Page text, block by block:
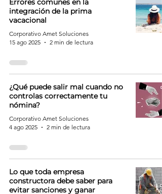
Errores comunes en la
integración de la prima
vacacional
Corporativo Amet Soluciones
15 ago 2025
2 min de lectura
¿Qué puede salir mal cuando no
controlas correctamente tu
nómina?
Corporativo Amet Soluciones
4 ago 2025
2 min de lectura
Lo que toda empresa
constructora debe saber para
evitar sanciones y ganar